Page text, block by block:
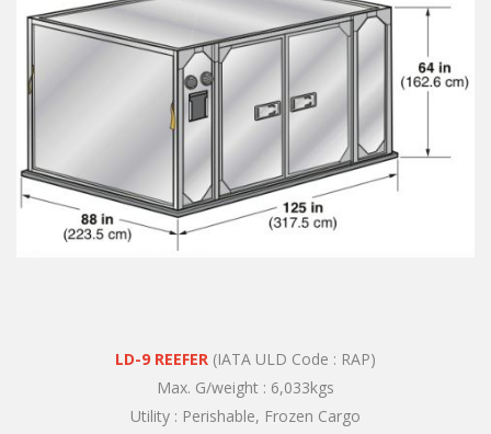
LD-9 REEFER (IATA ULD Code : RAP)
Max. G/weight : 6,033kgs
Utility : Perishable, Frozen Cargo